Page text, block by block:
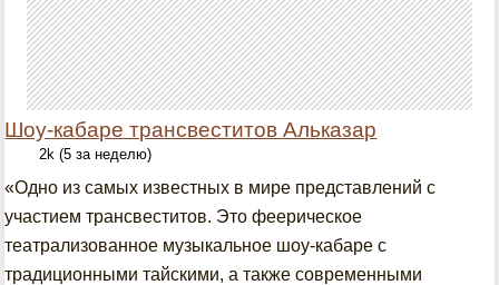
Шоу-кабаре трансвеститов Альказар
2k (5 за неделю)
«Одно из самых известных в мире представлений с
участием трансвеститов. Это феерическое
театрализованное музыкальное шоу-кабаре с
традиционными тайскими, а также современными